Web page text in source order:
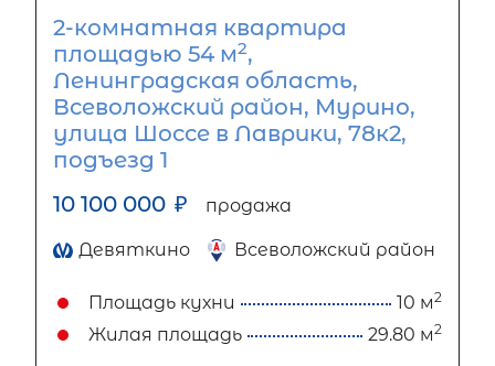
2-комнатная квартира
площадью 54 м2,
Ленинградская область,
Всеволожский район, Мурино,
улица Шоссе в Лаврики, 78к2,
подъезд 1
10 100 000 ₽ продажа
Девяткино Всеволожский район
Площадь кухни 10 м2
Жилая площадь 29.80 м2